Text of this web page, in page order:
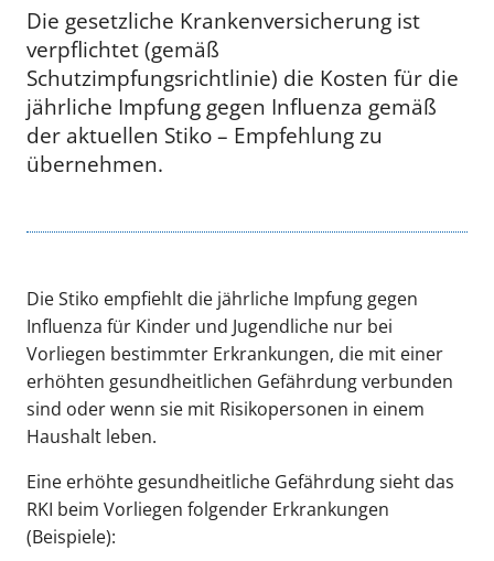
Die gesetzliche Krankenversicherung ist
verpflichtet (gemäß
Schutzimpfungsrichtlinie) die Kosten für die
jährliche Impfung gegen Influenza gemäß
der aktuellen Stiko – Empfehlung zu
übernehmen.
Die Stiko empfiehlt die jährliche Impfung gegen
Influenza für Kinder und Jugendliche nur bei
Vorliegen bestimmter Erkrankungen, die mit einer
erhöhten gesundheitlichen Gefährdung verbunden
sind oder wenn sie mit Risikopersonen in einem
Haushalt leben.
Eine erhöhte gesundheitliche Gefährdung sieht das
RKI beim Vorliegen folgender Erkrankungen
(Beispiele):